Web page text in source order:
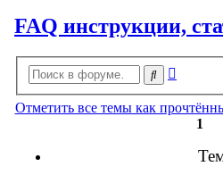
FAQ инструкции,
Поиск
Отметить все темы как
1